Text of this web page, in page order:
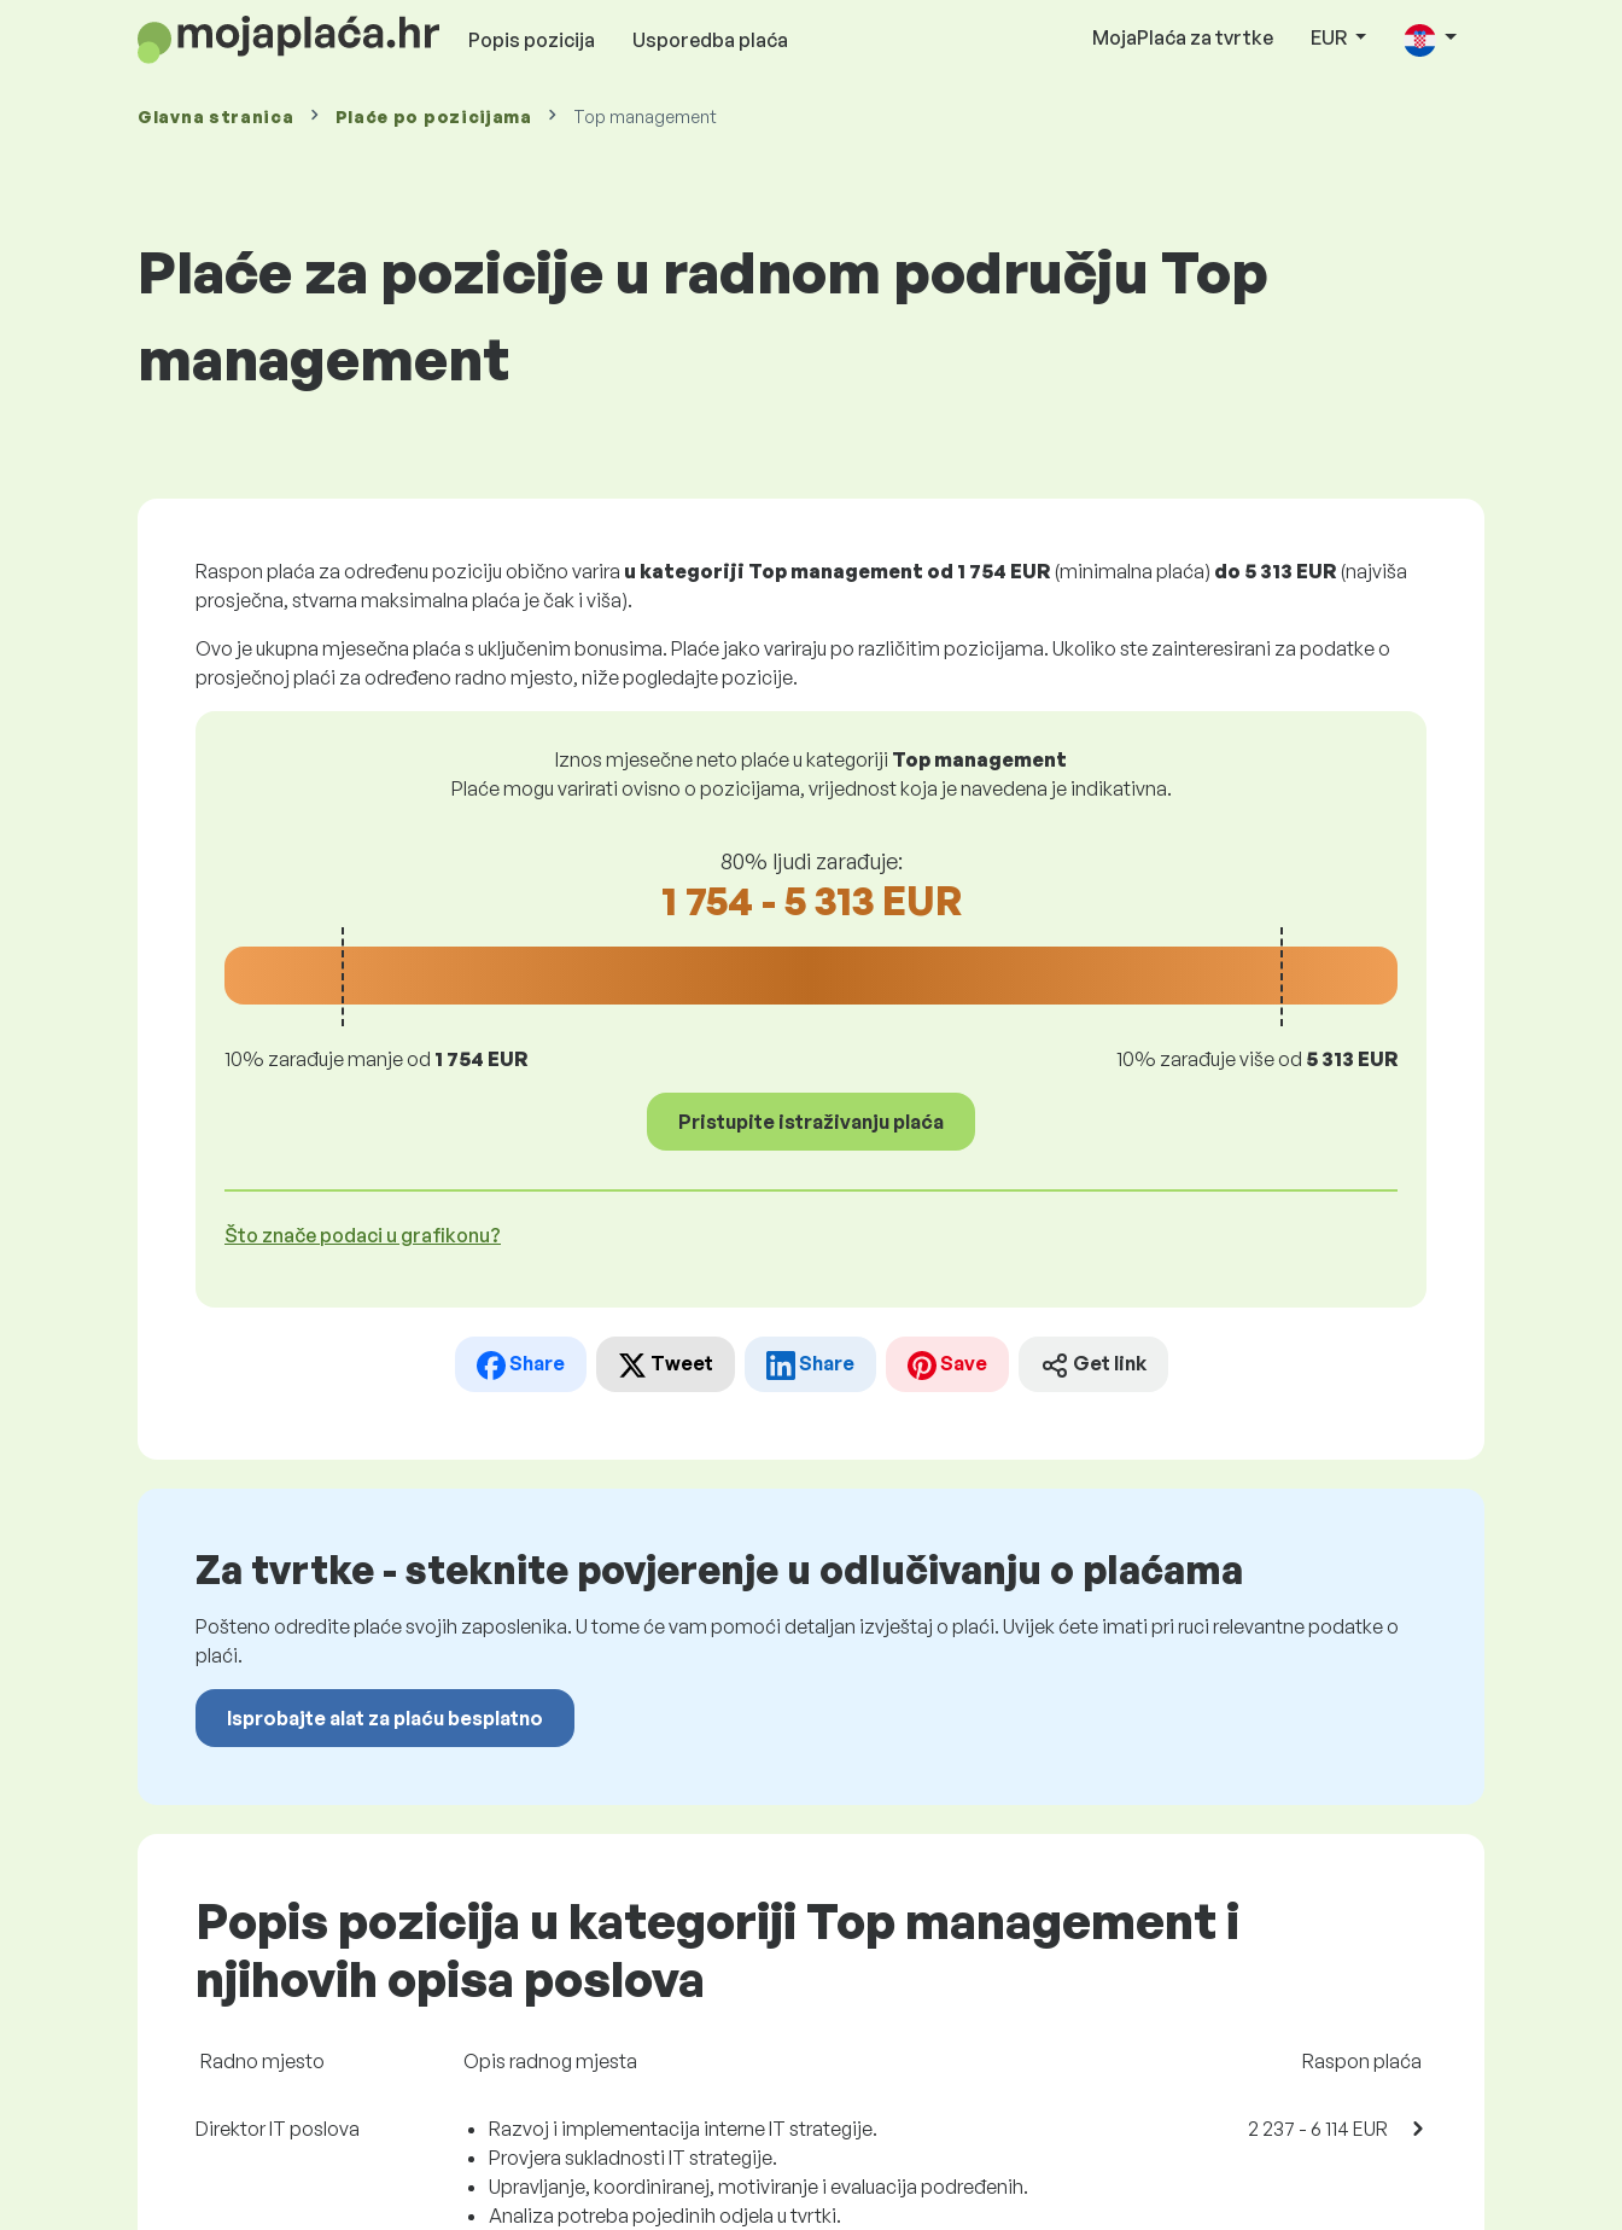
Popis pozicija Usporedba plaća MojaPlaća za tvrtke EUR
Glavna stranica Plaće po pozicijama Top management
Plaće za pozicije u radnom području Top
management
Raspon plaća za određenu poziciju obično varira u kategoriji Top management od 1 754 EUR (minimalna plaća) do 5 313 EUR (najviša
prosječna, stvarna maksimalna plaća je čak i viša).
Ovo je ukupna mjesečna plaća s uključenim bonusima. Plaće jako variraju po različitim pozicijama. Ukoliko ste zainteresirani za podatke o
prosječnoj plaći za određeno radno mjesto, niže pogledajte pozicije.
Iznos mjesečne neto plaće u kategoriji Top management
Plaće mogu varirati ovisno o pozicijama, vrijednost koja je navedena je indikativna.
80% ljudi zarađuje:
1 754 - 5 313 EUR
10% zarađuje manje od 1 754 EUR 10% zarađuje više od 5 313 EUR
Pristupite istraživanju plaća
Što znače podaci u grafikonu?
Share Tweet Share Save Get link
Za tvrtke - steknite povjerenje u odlučivanju o plaćama
Pošteno odredite plaće svojih zaposlenika. U tome će vam pomoći detaljan izvještaj o plaći. Uvijek ćete imati pri ruci relevantne podatke o
plaći.
Isprobajte alat za plaću besplatno
Popis pozicija u kategoriji Top management i
njihovih opisa poslova
Radno mjesto Opis radnog mjesta Raspon plaća
Direktor IT poslova
Razvoj i implementacija interne IT strategije.
Provjera sukladnosti IT strategije.
Upravljanje, koordiniranej, motiviranje i evaluacija podređenih.
Analiza potreba pojedinih odjela u tvrtki.
2 237 - 6 114 EUR